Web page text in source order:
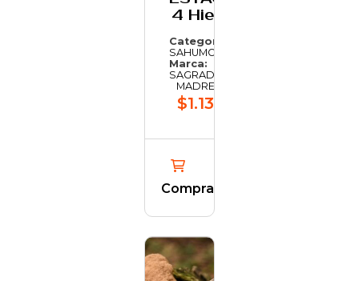
4 Hierbas
Categoría:
SAHUMO
Marca:
SAGRADA
MADRE
$1.135,54
Comprar